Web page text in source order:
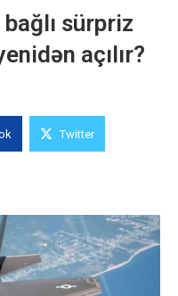
sürpriz
açılır?
Twitter